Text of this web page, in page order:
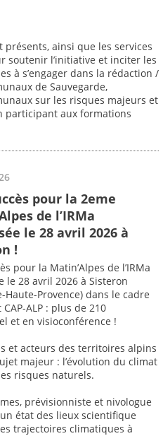
présents, ainsi que les services
soutenir l’initiative et inciter les
à s’engager dans la rédaction /
de Sauvegarde,
sur les risques majeurs et
participant aux formations
pour la 2eme
de l’IRMa
le 28 avril 2026 à
!
pour la Matin’Alpes de l’IRMa
le 28 avril 2026 à Sisteron
Haute-Provence) dans le cadre
ALP : plus de 210
et en visioconférence !
et acteurs des territoires alpins
majeur : l’évolution du climat
risques naturels.
prévisionniste et nivologue
état des lieux scientifique
trajectoires climatiques à